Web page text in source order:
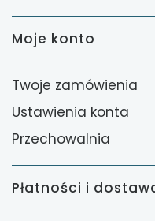
Moje konto
Twoje zamówienia
Ustawienia konta
Przechowalnia
Płatności i